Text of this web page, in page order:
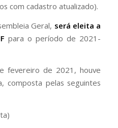
com cadastro atualizado).
Geral, será eleita a
para o período de 2021-
fevereiro de 2021, houve
composta pelas seguintes